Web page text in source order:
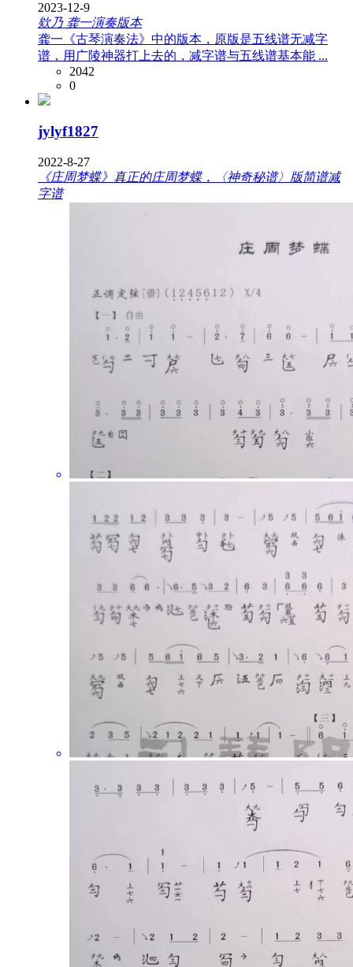
2023-12-9
欸乃 龚一演奏版本
龚一《古琴演奏法》中的版本，原版是五线谱无减字
谱，用广陵神器打上去的，减字谱与五线谱基本能 ...
2042
0
jylyf1827
2022-8-27
《庄周梦蝶》真正的庄周梦蝶，〈神奇秘谱〉版简谱减
字谱